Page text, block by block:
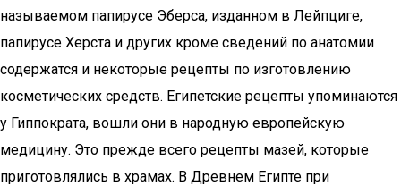
называемом папирусе Эберса, изданном в Лейпциге,
папирусе Херста и других кроме сведений по анатомии
содержатся и некоторые рецепты по изготовлению
косметических средств. Египетские рецепты упоминаются
у Гиппократа, вошли они в народную европейскую
медицину. Это прежде всего рецепты мазей, которые
приготовлялись в храмах. В Древнем Египте при